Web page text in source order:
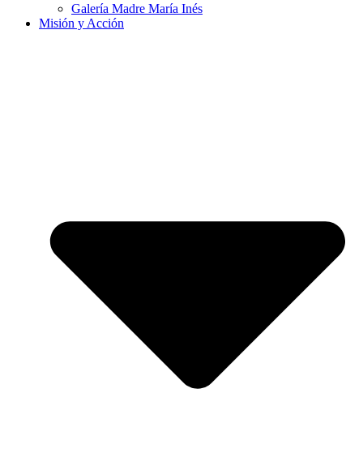
Galería Madre María Inés
Misión y Acción